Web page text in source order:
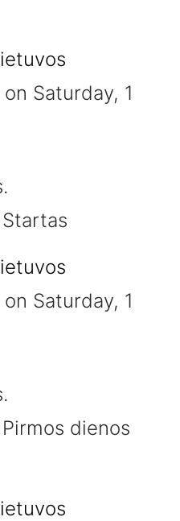
on Saturday, 1
on Saturday, 1
dienos